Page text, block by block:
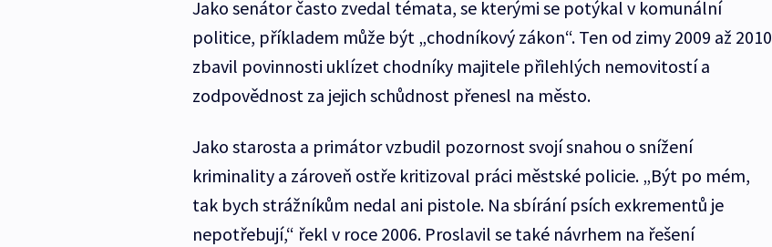
Jako senátor často zvedal témata, se kterými se potýkal v komunální
politice, příkladem může být „chodníkový zákon“. Ten od zimy 2009 až 2010
zbavil povinnosti uklízet chodníky majitele přilehlých nemovitostí a
zodpovědnost za jejich schůdnost přenesl na město.
Jako starosta a primátor vzbudil pozornost svojí snahou o snížení
kriminality a zároveň ostře kritizoval práci městské policie. „Být po mém,
tak bych strážníkům nedal ani pistole. Na sbírání psích exkrementů je
nepotřebují,“ řekl v roce 2006. Proslavil se také návrhem na řešení